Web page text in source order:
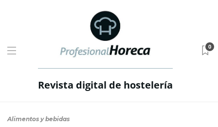
Revista digital de hostelería
0
Alimentos y bebidas